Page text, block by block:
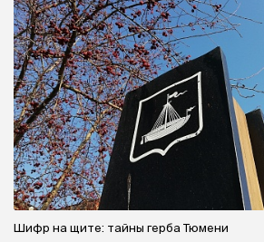
Шифр на щите: тайны герба Тюмени